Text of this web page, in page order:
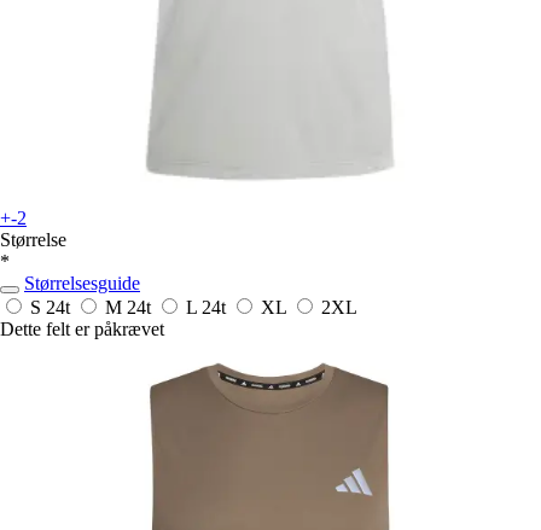
+-2
Størrelse
*
Størrelsesguide
S 24t M 24t L 24t XL
2XL
Dette felt er påkrævet